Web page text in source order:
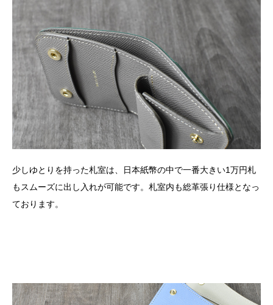
少しゆとりを持った札室は、日本紙幣の中で一番大きい1万円札
もスムーズに出し入れが可能です。札室内も総革張り仕様となっ
ております。